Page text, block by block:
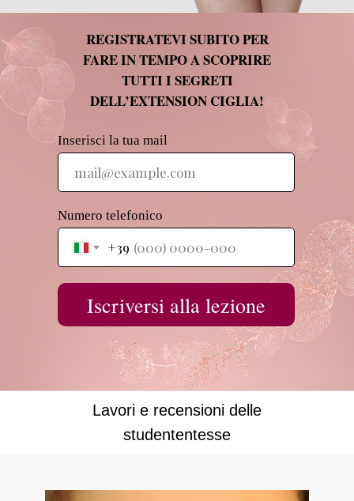
REGISTRATEVI SUBITO PER
FARE IN TEMPO A SCOPRIRE
TUTTI I SEGRETI
DELL’EXTENSION CIGLIA!
Inserisci la tua mail
Numero telefonico
+39
Iscriversi alla lezione
Lavori e recensioni delle
studententesse